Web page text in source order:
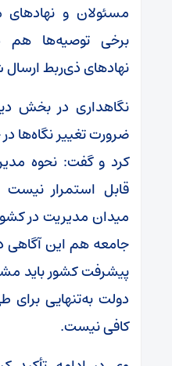
مسئولان و نهادهای
برخی توصیه‌ها هم
نهادهای ذی‌ربط
نگاهداری در بخش
ضرورت تغییر نگاه‌ها
کرد و گفت: نحوه
قابل استمرار
میدان مدیریت در
جامعه هم این آگاهی
پیشرفت کشور باید
دولت به‌تنهایی
کافی نیست.